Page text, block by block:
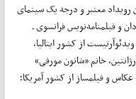
معتبر و درجه یک سینمای
و فیلمنامه‌نویس فرانسوی ـ
از کشور ایتالیا،
خانم «شانون مورفی»
و فیلمساز از کشور آمریکا؛